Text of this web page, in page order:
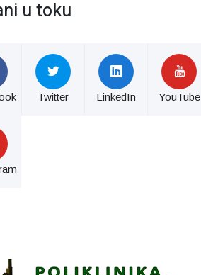
u toku
Twitter LinkedIn YouTube